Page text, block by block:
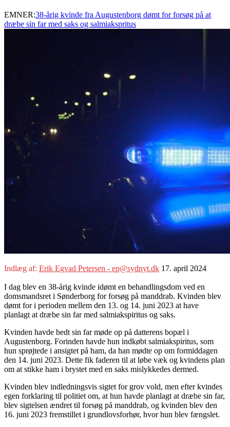
EMNER:38-årig kvinde fra Augustenborg dømt for forsøg på at
dræbe sin far med saks og salmiakspritus
Indlæg af: Erik Egvad Petersen - ep@sydnyt.dk 17. april 2024
I dag blev en 38-årig kvinde idømt en behandlingsdom ved en
domsmandsret i Sønderborg for forsøg på manddrab. Kvinden blev
dømt for i perioden mellem den 13. og 14. juni 2023 at have
planlagt at dræbe sin far med salmiakspiritus og saks.
Kvinden havde bedt sin far møde op på datterens bopæl i
Augustenborg. Forinden havde hun indkøbt salmiakspiritus, som
hun sprøjtede i ansigtet på ham, da han mødte op om formiddagen
den 14. juni 2023. Dette fik faderen til at løbe væk og kvindens plan
om at stikke ham i brystet med en saks mislykkedes dermed.
Kvinden blev indledningsvis sigtet for grov vold, men efter kvindes
egen forklaring til politiet om, at hun havde planlagt at dræbe sin far,
blev sigtelsen ændret til forsøg på manddrab, og kvinden blev den
16. juni 2023 fremstillet i grundlovsforhør, hvor hun blev fængslet.